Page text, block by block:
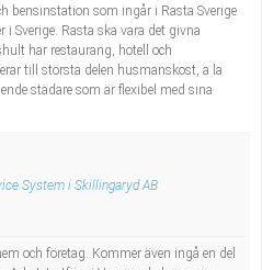
bensinstation som ingår i Rasta Sverige
Sverige. Rasta ska vara det givna
har restaurang, hotell och
till största delen husmanskost, a la
städare som är flexibel med sina
System i Skillingaryd AB
och företag. Kommer även ingå en del